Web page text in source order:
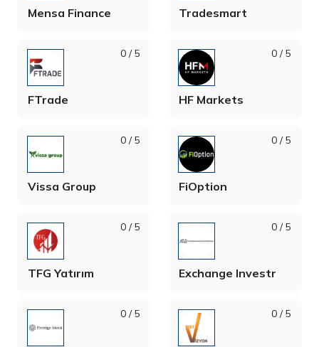
Mensa Finance Tradesmart
0 / 5
FTrade
0 / 5
HF Markets
0 / 5
Vissa Group
0 / 5
FiOption
0 / 5
TFG Yatırım
0 / 5
Exchange Investr
0 / 5 0 / 5